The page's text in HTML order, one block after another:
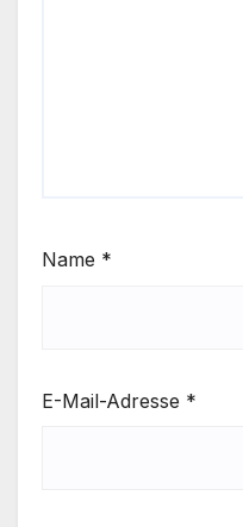
Name *
E-Mail-Adresse *